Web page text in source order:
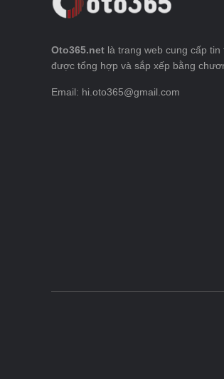
Oto365.net là trang web cung cấp
được tổng hợp và sắp xếp bằng
Email: hi.oto365@gmail.com